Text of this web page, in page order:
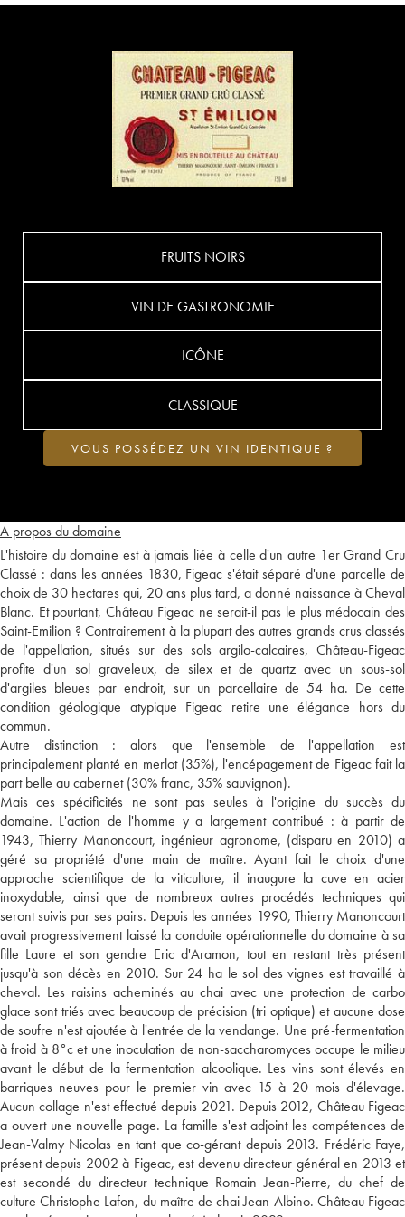
A propos du domaine
L'histoire du domaine est à jamais liée à celle d'un autre 1er Grand Cru
Classé : dans les années 1830, Figeac s'était séparé d'une parcelle de
choix de 30 hectares qui, 20 ans plus tard, a donné naissance à Cheval
Blanc. Et pourtant, Château Figeac ne serait-il pas le plus médocain des
Saint-Emilion ? Contrairement à la plupart des autres grands crus classés
de l'appellation, situés sur des sols argilo-calcaires, Château-Figeac
profite d'un sol graveleux, de silex et de quartz avec un sous-sol
d'argiles bleues par endroit, sur un parcellaire de 54 ha. De cette
condition géologique atypique Figeac retire une élégance hors du
commun.
Autre distinction : alors que l'ensemble de l'appellation est
principalement planté en merlot (35%), l'encépagement de Figeac fait la
part belle au cabernet (30% franc, 35% sauvignon).
Mais ces spécificités ne sont pas seules à l'origine du succès du
domaine. L'action de l'homme y a largement contribué : à partir de
1943, Thierry Manoncourt, ingénieur agronome, (disparu en 2010) a
géré sa propriété d'une main de maître. Ayant fait le choix d'une
approche scientifique de la viticulture, il inaugure la cuve en acier
inoxydable, ainsi que de nombreux autres procédés techniques qui
seront suivis par ses pairs. Depuis les années 1990, Thierry Manoncourt
avait progressivement laissé la conduite opérationnelle du domaine à sa
fille Laure et son gendre Eric d'Aramon, tout en restant très présent
jusqu'à son décès en 2010. Sur 24 ha le sol des vignes est travaillé à
cheval. Les raisins acheminés au chai avec une protection de carbo
glace sont triés avec beaucoup de précision (tri optique) et aucune dose
de soufre n'est ajoutée à l'entrée de la vendange. Une pré-fermentation
à froid à 8°c et une inoculation de non-saccharomyces occupe le milieu
avant le début de la fermentation alcoolique. Les vins sont élevés en
barriques neuves pour le premier vin avec 15 à 20 mois d'élevage.
Aucun collage n'est effectué depuis 2021. Depuis 2012, Château Figeac
a ouvert une nouvelle page. La famille s'est adjoint les compétences de
Jean-Valmy Nicolas en tant que co-gérant depuis 2013. Frédéric Faye,
présent depuis 2002 à Figeac, est devenu directeur général en 2013 et
est secondé du directeur technique Romain Jean-Pierre, du chef de
culture Christophe Lafon, du maître de chai Jean Albino. Château Figeac
FRUITS NOIRS
VIN DE GASTRONOMIE
ICÔNE
CLASSIQUE
VOUS POSSÉDEZ UN VIN IDENTIQUE ?